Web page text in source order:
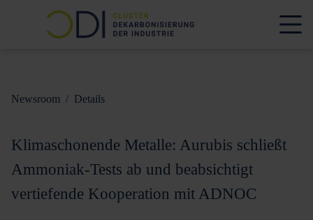
Newsroom / Details
Klimaschonende Metalle: Aurubis schließt
Ammoniak-Tests ab und beabsichtigt
vertiefende Kooperation mit ADNOC